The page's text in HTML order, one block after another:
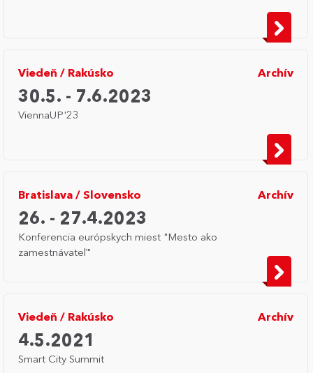
Viedeň / Rakúsko Archív
30.5. - 7.6.2023
ViennaUP'23
Bratislava / Slovensko Archív
26. - 27.4.2023
Konferencia európskych miest "Mesto ako
zamestnávateľ"
Viedeň / Rakúsko Archív
4.5.2021
Smart City Summit